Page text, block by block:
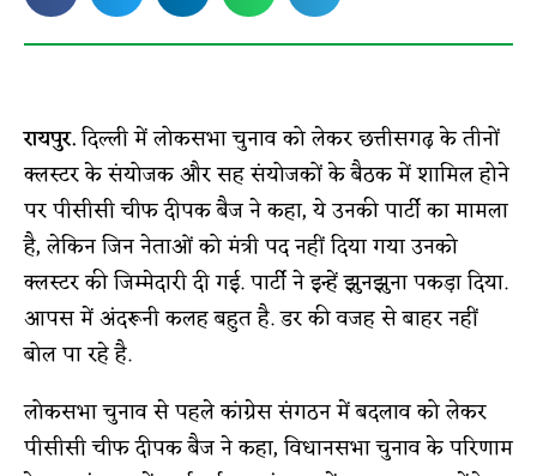
रायपुर.दिल्ली में लोकसभा चुनाव को लेकर छत्तीसगढ़ के तीनों
क्लस्टर के संयोजक और सह संयोजकों के बैठक में शामिल होने
पर पीसीसी चीफ दीपक बैज ने कहा, ये उनकी पार्टी का मामला
है, लेकिन जिन नेताओं को मंत्री पद नहीं दिया गया उनको
क्लस्टर की जिम्मेदारी दी गई. पार्टी ने इन्हें झुनझुना पकड़ा दिया.
आपस में अंदरूनी कलह बहुत है. डर की वजह से बाहर नहीं
बोल पा रहे है.
लोकसभा चुनाव से पहले कांग्रेस संगठन में बदलाव को लेकर
पीसीसी चीफ दीपक बैज ने कहा, विधानसभा चुनाव के परिणाम